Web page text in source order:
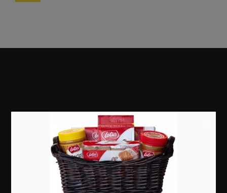
Erfolgsgeschichten